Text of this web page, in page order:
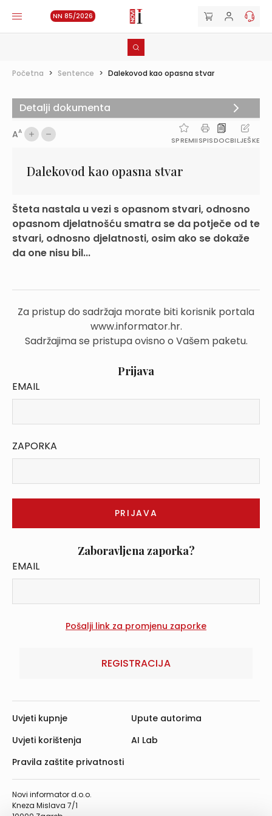
NN 85/2026
Početna > Sentence > Dalekovod kao opasna stvar
AA
SPREMIISPISDOCBILJEŠKE
Dalekovod kao opasna stvar
Šteta nastala u vezi s opasnom stvari, odnosno
opasnom djelatnošću smatra se da potječe od te
stvari, odnosno djelatnosti, osim ako se dokaže
da one nisu bil...
Za pristup do sadržaja morate biti korisnik portala
www.informator.hr.
Sadržajima se pristupa ovisno o Vašem paketu.
Prijava
EMAIL
ZAPORKA
Zaboravljena zaporka?
EMAIL
REGISTRACIJA
Detalji dokumenta
Novi informator d.o.o.
Kneza Mislava 7/1
Uvjeti kupnje
Uvjeti korištenja
Pravila zaštite privatnosti
Upute autorima
AI Lab